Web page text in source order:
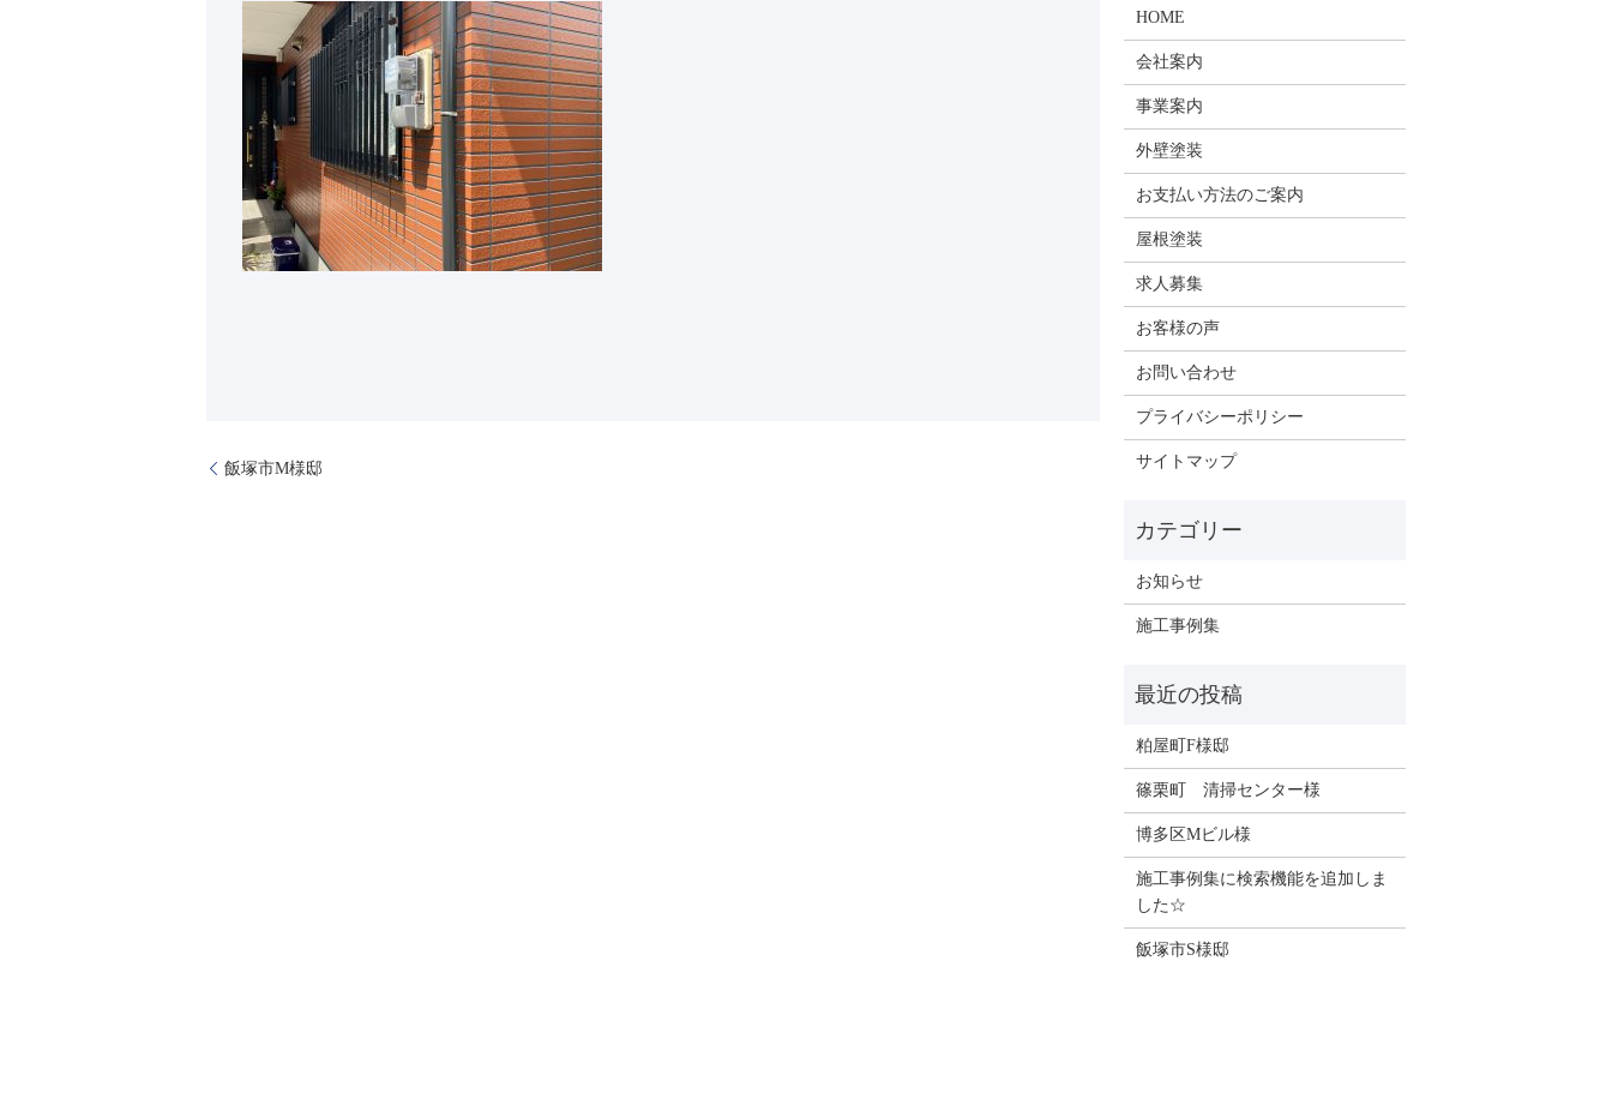
飯塚市M様邸
HOME
会社案内
事業案内
外壁塗装
お支払い方法のご案内
屋根塗装
求人募集
お客様の声
お問い合わせ
プライバシーポリシー
サイトマップ
お知らせ
施工事例集
粕屋町F様邸
篠栗町 清掃センター様
博多区Mビル様
施工事例集に検索機能を追加しま
した☆
飯塚市S様邸